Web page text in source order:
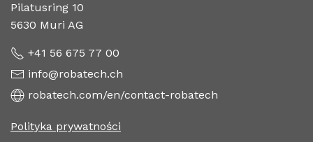
Pilatusring 10
5630 Muri AG
+41 56 675 77 00
info@robatech.ch
robatech.com/en/contact-robatech
Polityka prywatności